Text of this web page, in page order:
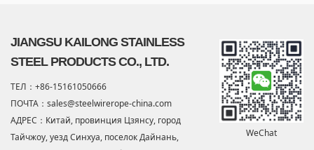
JIANGSU KAILONG STAINLESS
STEEL PRODUCTS CO., LTD.
ТЕЛ：+86-15161050666
ПОЧТА：sales@steelwirerope-china.com
АДРЕС：Китай, провинция Цзянсу, город
Тайчжоу, уезд Синхуа, поселок Дайнань,
WeChat